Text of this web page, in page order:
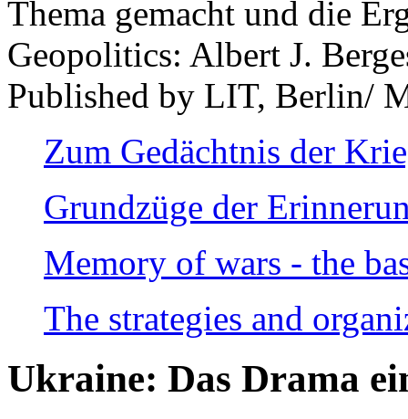
Thema gemacht und die
Geopolitics: Albert J.
Published by LIT, Berlin/
Zum Gedächtnis der
Grundzüge der
Memory of wars - the
The strategies and
Ukraine: Das Drama